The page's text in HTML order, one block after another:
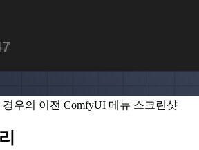
우의 이전 ComfyUI 메뉴 스크린샷